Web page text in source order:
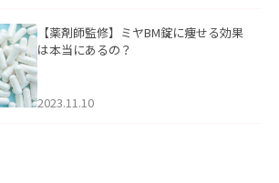
【薬剤師監修】ミヤBM錠に痩せる効果
は本当にあるの？
2023.11.10